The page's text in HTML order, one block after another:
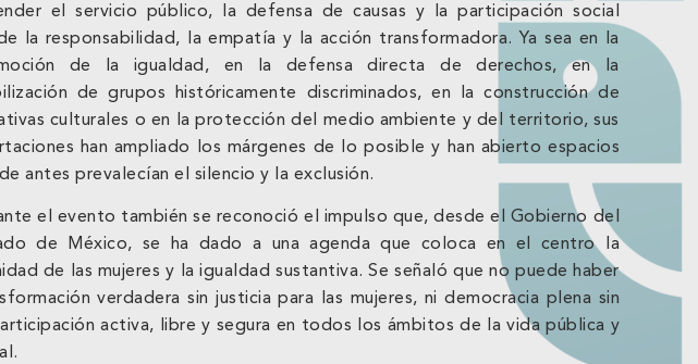
el servicio público, la defensa de causas y la participación social
la responsabilidad, la empatía y la acción transformadora. Ya sea en la
de la igualdad, en la defensa directa de derechos, en la
de grupos históricamente discriminados, en la construcción de
culturales o en la protección del medio ambiente y del territorio, sus
han ampliado los márgenes de lo posible y han abierto espacios
antes prevalecían el silencio y la exclusión.
el evento también se reconoció el impulso que, desde el Gobierno del
de México, se ha dado a una agenda que coloca en el centro la
de las mujeres y la igualdad sustantiva. Se señaló que no puede haber
verdadera sin justicia para las mujeres, ni democracia plena sin
activa, libre y segura en todos los ámbitos de la vida pública y